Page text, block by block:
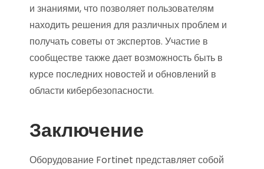
и знаниями, что позволяет пользователям
находить решения для различных проблем и
получать советы от экспертов. Участие в
сообществе также дает возможность быть в
курсе последних новостей и обновлений в
области кибербезопасности.
Заключение
Оборудование Fortinet представляет собой